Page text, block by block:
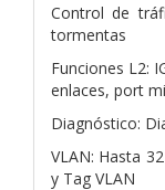
Control de
tormentas
Funciones L2:
enlaces, port
Diagnóstico:
VLAN: Hasta
y Tag VLAN